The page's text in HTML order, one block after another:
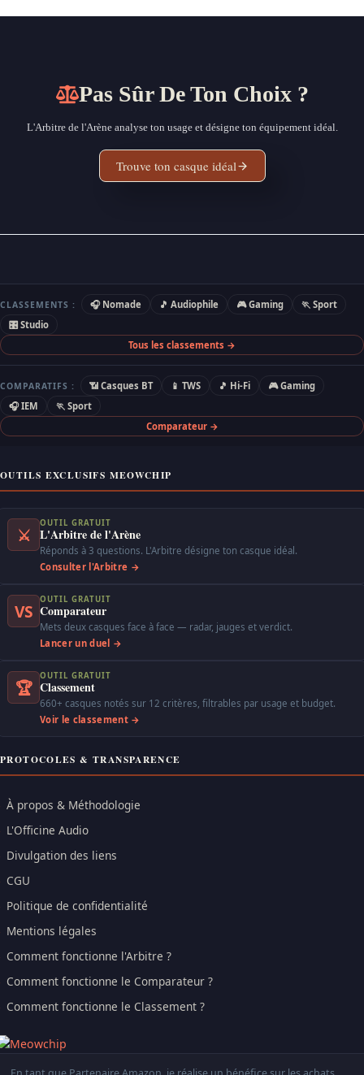
Pas Sûr De Ton Choix ?
L'Arbitre de l'Arène analyse ton usage et désigne ton équipement idéal.
Trouve ton casque idéal
CLASSEMENTS : 🎧 Nomade 🎵 Audiophile 🎮 Gaming
🏃 Sport
🎛 Studio
Tous les classements →
COMPARATIFS : 📶 Casques BT 📱 TWS 🎵 Hi-Fi
🎮 Gaming
🎧 IEM
🏃 Sport
Comparateur →
OUTILS EXCLUSIFS MEOWCHIP
⚔
OUTIL GRATUIT
L'Arbitre de l'Arène
Réponds à 3 questions. L'Arbitre désigne ton casque idéal.
Consulter l'Arbitre →
VS
OUTIL GRATUIT
Comparateur
Mets deux casques face à face — radar, jauges et verdict.
Lancer un duel →
🏆
OUTIL GRATUIT
Classement
660+ casques notés sur 12 critères, filtrables par usage et budget.
Voir le classement →
PROTOCOLES & TRANSPARENCE
À propos & Méthodologie
L'Officine Audio
Divulgation des liens
CGU
Politique de confidentialité
Mentions légales
Comment fonctionne l'Arbitre ?
Comment fonctionne le Comparateur ?
Comment fonctionne le Classement ?